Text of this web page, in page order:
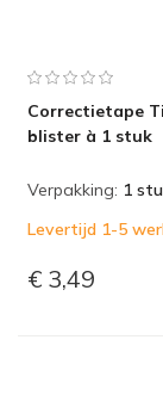
Correctietape
blister à 1 stuk
Verpakking: 1
Levertijd 1-5
€ 3,49